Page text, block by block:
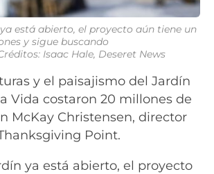
está abierto, el proyecto aún tiene un
y sigue buscando
Isaac Hale, Deseret News
y el paisajismo del Jardín
Vida costaron 20 millones de
McKay Christensen, director
Point.
ya está abierto, el proyecto